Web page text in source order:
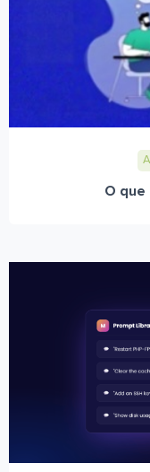
O que